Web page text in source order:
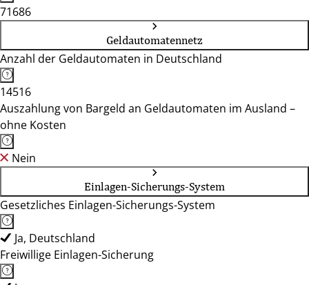
71686
Geldautomatennetz
Anzahl der Geldautomaten in Deutschland
14516
Auszahlung von Bargeld an Geldautomaten im Ausland –
ohne Kosten
Nein
Einlagen-Sicherungs-System
Gesetzliches Einlagen-Sicherungs-System
Ja, Deutschland
Freiwillige Einlagen-Sicherung